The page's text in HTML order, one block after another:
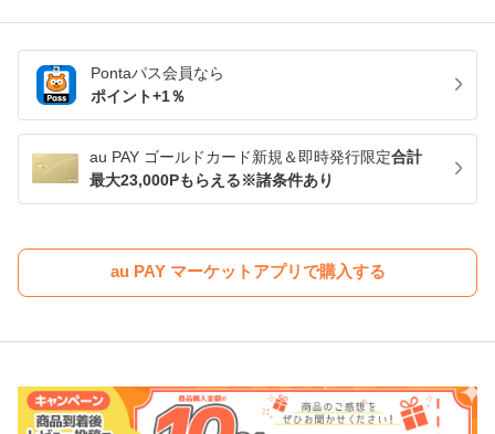
Pontaパス会員なら
ポイント+1％
au PAY ゴールドカード新規＆即時発行限定合計
最大23,000Pもらえる※諸条件あり
au PAY マーケットアプリで購入する